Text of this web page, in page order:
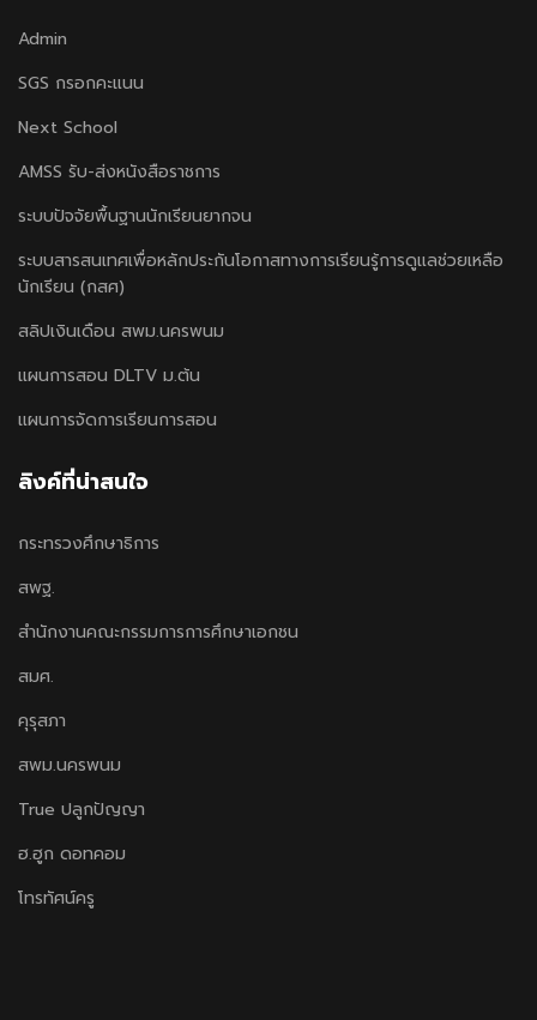
Admin
SGS กรอกคะแนน
Next School
AMSS รับ-ส่งหนังสือราชการ
ระบบปัจจัยพื้นฐานนักเรียนยากจน
ระบบสารสนเทศเพื่อหลักประกันโอกาสทางการเรียนรู้การดูแลช่วยเหลือ
นักเรียน (กสศ)
สลิปเงินเดือน สพม.นครพนม
แผนการสอน DLTV ม.ต้น
แผนการจัดการเรียนการสอน
ลิงค์ที่น่าสนใจ
กระทรวงศึกษาธิการ
สพฐ.
สำนักงานคณะกรรมการการศึกษาเอกชน
สมศ.
คุรุสภา
สพม.นครพนม
True ปลูกปัญญา
ฮ.ฮูก ดอทคอม
โทรทัศน์ครู